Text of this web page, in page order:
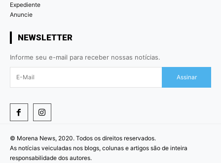
Expediente
Anuncie
NEWSLETTER
Informe seu e-mail para receber nossas notícias.
Assinar
© Morena News, 2020. Todos os direitos reservados.
As notícias veiculadas nos blogs, colunas e artigos são de inteira
responsabilidade dos autores.